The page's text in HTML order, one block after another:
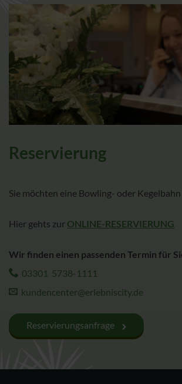
Reservierung
Sie möchten eine Bowling- oder
Hier gehts zur ONLINE-RESERVIERUNG
Wir finden einen passenden Termin für
03301 5738-1111
kundencenter@erlebniscity.de
Reservierungsanfrage